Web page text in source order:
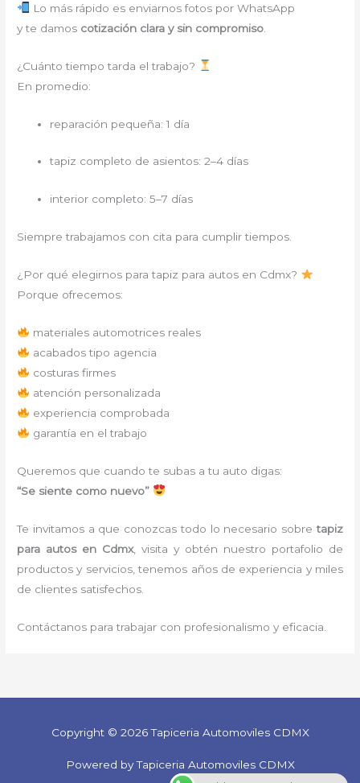
Lo más rápido es enviarnos fotos por WhatsApp
y te damos cotización clara y sin compromiso
¿Cuánto tiempo tarda el trabajo?
En promedio:
reparación pequeña: 1 día
tapiz completo de asientos: 2–4 días
interior completo: 5–7 días
Siempre trabajamos con cita para cumplir tiempos.
¿Por qué elegirnos para tapiz para autos en Cdmx?
Porque ofrecemos:
materiales automotrices reales
acabados tipo agencia
costuras firmes
atención personalizada
experiencia comprobada
garantía en el trabajo
Queremos que cuando te subas a tu auto digas:
“Se siente como nuevo”
Te invitamos a que conozcas todo lo necesario sobretapiz
para autos en Cdmx, visita y obtén nuestro portafolio de
productos y servicios, tenemos años de experiencia y miles
de clientes satisfechos.
Contáctanos para trabajar con profesionalismo y eficacia.
Copyright © 2026 Tapiceria Automoviles CDMX
Powered by Tapiceria Automoviles CDMX